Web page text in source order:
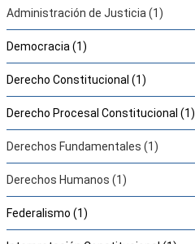
Administración de Justicia (1)
Democracia (1)
Derecho Constitucional (1)
Derecho Procesal Constitucional (1)
Derechos Fundamentales (1)
Derechos Humanos (1)
Federalismo (1)